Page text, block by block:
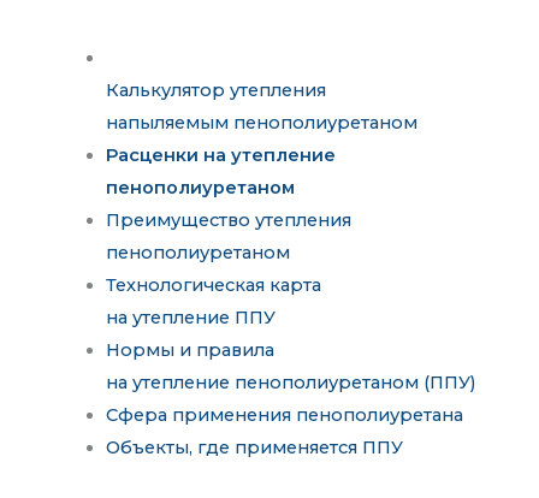
Калькулятор утепления
напыляемым пенополиуретаном
Расценки на утепление
пенополиуретаном
Преимущество утепления
пенополиуретаном
Технологическая карта
на утепление ППУ
Нормы и правила
на утепление пенополиуретаном (ППУ)
Сфера применения пенополиуретана
Объекты, где применяется ППУ